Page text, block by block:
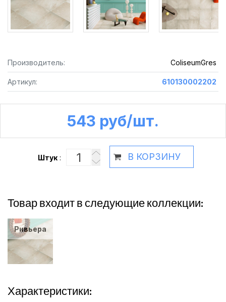
Производитель: ColiseumGres
Артикул: 610130002202
543 руб /шт.
Штук: В КОРЗИНУ
Товар входит в следующие коллекции:
Ривьера
Характеристики: